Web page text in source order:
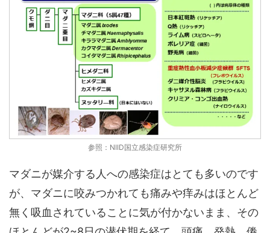
参照：NIID国立感染症研究所
マダニが媒介する人への感染症はとても多いのです
が、マダニに咬みつかれても痛みや痒みはほとんど
無く吸血されていることに気が付かないまま、その